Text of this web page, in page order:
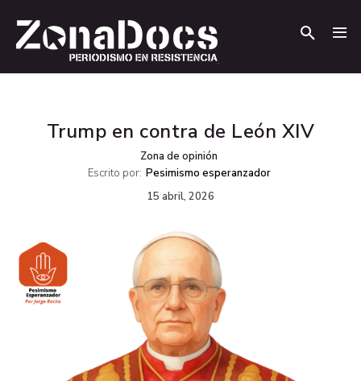
Trump en contra de León XIV
Zona de opinión
Escrito por: Pesimismo esperanzador
15 abril, 2026